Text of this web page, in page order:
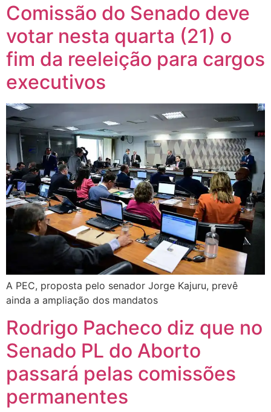
Comissão do Senado deve
votar nesta quarta (21) o
fim da reeleição para cargos
executivos
A PEC, proposta pelo senador Jorge Kajuru, prevê
ainda a ampliação dos mandatos
Rodrigo Pacheco diz que no
Senado PL do Aborto
passará pelas comissões
permanentes